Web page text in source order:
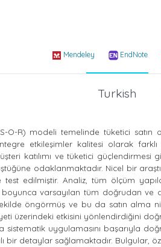
Mendeley EndNote
Turkish
O-R) modeli temelinde tüketici satın
etkileşimler kalitesi olarak farklı
katılımı ve tüketici güçlendirmesi
odaklanmaktadır. Nicel bir
edilmiştir. Analiz, tüm ölçüm
boyunca varsayılan tüm doğrudan ve
öngörmüş ve bu da satın alma
üzerindeki etkisini yönlendirdiğini
sistematik uygulamasını başarıyla
bir detaylar sağlamaktadır. Bulgular,